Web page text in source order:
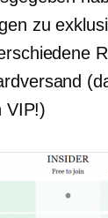
zu
VIP!)